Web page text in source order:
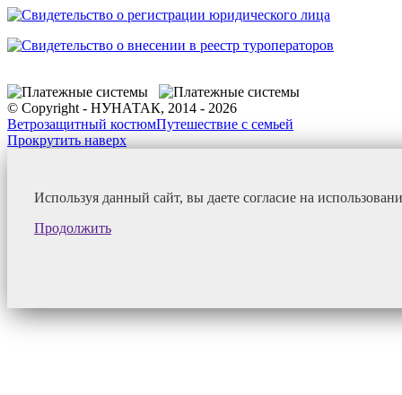
© Copyright - НУНАТАК, 2014 - 2026
Ветрозащитный костюмПутешествие с семьей
Прокрутить наверх
Используя данный сайт, вы даете согласие на
Продолжить